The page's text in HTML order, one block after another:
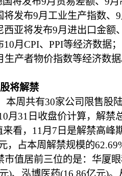
发布9月工业生产指数、
亚将发布9月进出口金额
月CPI、PPI等经济数据
生产者物价指数等经济数
将解禁
周共有30家公司限售股
月31日收盘价计算，解禁
看，11月7日是解禁高峰
，占本周解禁规模的
市值居前三位的是：华厦
)、泓博医药(16.86亿元)。